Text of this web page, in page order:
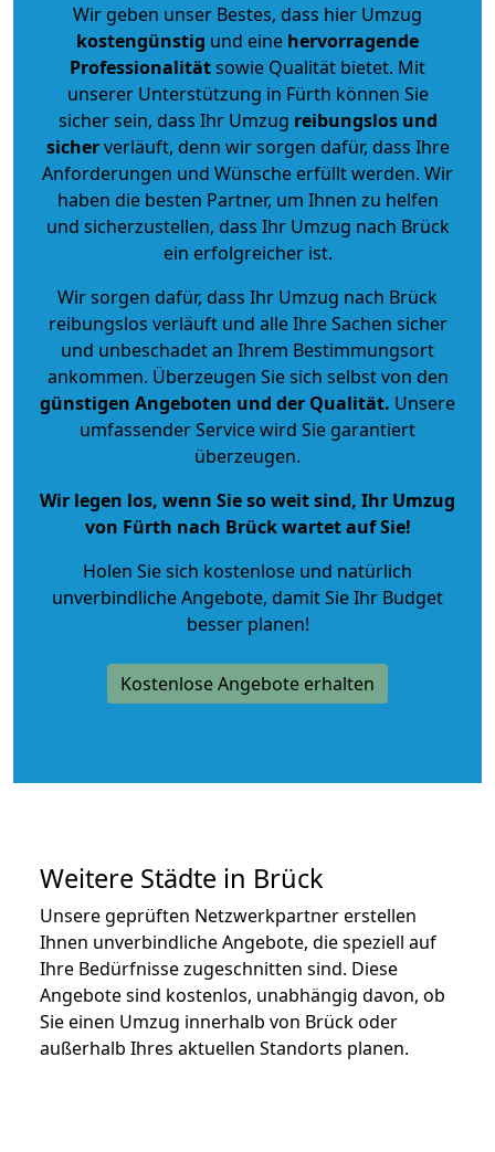
Wir geben unser Bestes, dass hier Umzug
kostengünstig und eine hervorragende
Professionalitätsowie Qualität bietet. Mit
unserer Unterstützung in Fürth können Sie
sicher sein, dass Ihr Umzug reibungslos und
sicherverläuft, denn wir sorgen dafür, dass Ihre
Anforderungen und Wünsche erfüllt werden. Wir
haben die besten Partner, um Ihnen zu helfen
und sicherzustellen, dass Ihr Umzug nach Brück
ein erfolgreicher ist.
Wir sorgen dafür, dass Ihr Umzug nach Brück
reibungslos verläuft und alle Ihre Sachen sicher
und unbeschadet an Ihrem Bestimmungsort
ankommen. Überzeugen Sie sich selbst von den
günstigen Angeboten und der Qualität. Unsere
umfassender Service wird Sie garantiert
überzeugen.
Wir legen los, wenn Sie so weit sind, Ihr Umzug
von Fürth nach Brück wartet auf Sie!
Holen Sie sich kostenlose und natürlich
unverbindliche Angebote, damit Sie Ihr Budget
besser planen!
Kostenlose Angebote erhalten
Weitere Städte in Brück
Unsere geprüften Netzwerkpartner erstellen
Ihnen unverbindliche Angebote, die speziell auf
Ihre Bedürfnisse zugeschnitten sind. Diese
Angebote sind kostenlos, unabhängig davon, ob
Sie einen Umzug innerhalb von Brück oder
außerhalb Ihres aktuellen Standorts planen.